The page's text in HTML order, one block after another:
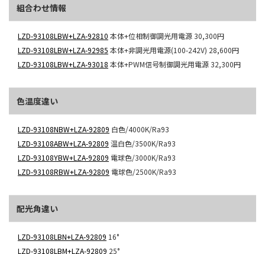
組合わせ情報
LZD-93108LBW+LZA-92810 本体+位相制御調光用電源30,300円
LZD-93108LBW+LZA-92985 本体+非調光用電源(100-242V) 28,600円
LZD-93108LBW+LZA-93018 本体+PWM信号制御調光用電源32,300円
色温度違い
LZD-93108NBW+LZA-92809 白色/4000K/Ra93
LZD-93108ABW+LZA-92809 温白色/3500K/Ra93
LZD-93108YBW+LZA-92809 電球色/3000K/Ra93
LZD-93108RBW+LZA-92809 電球色/2500K/Ra93
配光角違い
LZD-93108LBN+LZA-92809 16°
LZD-93108LBM+LZA-92809 25°